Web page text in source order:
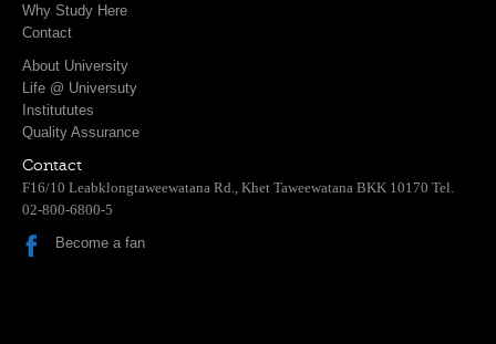
Why Study Here
Contact
About University
Life @ Universuty
Institututes
Quality Assurance
Contact
F16/10 Leabklongtaweewatana Rd., Khet Taweewatana BKK 10170 Tel.
02-800-6800-5
Become a fan